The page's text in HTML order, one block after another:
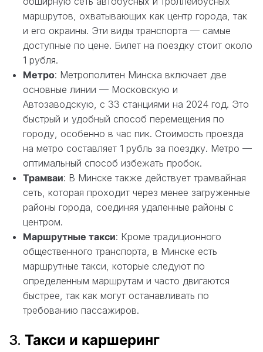
маршрутов, охватывающих как центр города, так
и его окраины. Эти виды транспорта — самые
доступные по цене. Билет на поездку стоит около
1 рубля.
Метро: Метрополитен Минска включает две
основные линии — Московскую и
Автозаводскую, с 33 станциями на 2024 год. Это
быстрый и удобный способ перемещения по
городу, особенно в час пик. Стоимость проезда
на метро составляет 1 рубль за поездку. Метро —
оптимальный способ избежать пробок.
Трамваи: В Минске также действует трамвайная
сеть, которая проходит через менее загруженные
районы города, соединяя удаленные районы с
центром.
Маршрутные такси: Кроме традиционного
общественного транспорта, в Минске есть
маршрутные такси, которые следуют по
определенным маршрутам и часто двигаются
быстрее, так как могут останавливать по
требованию пассажиров.
3. Такси и каршеринг